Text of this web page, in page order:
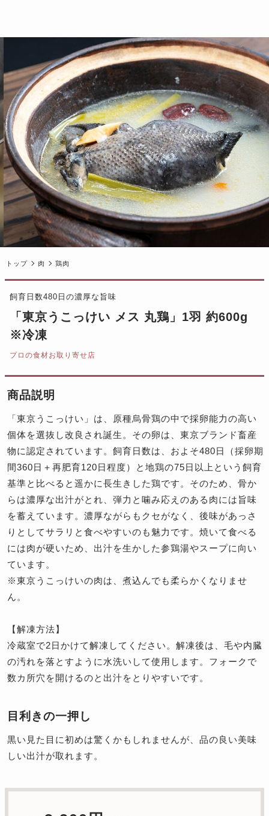
トップ 肉 鶏肉
飼育日数480日の濃厚な旨味
「東京うこっけい メス 丸鶏」1羽 約600g
※冷凍
プロの食材お取り寄せ店
商品説明
「東京うこっけい」は、原種烏骨鶏の中で採卵能力の高い
個体を選抜し改良され誕生。その卵は、東京ブランド畜産
物に認定されています。飼育日数は、およそ480日（採卵期
間360日＋再肥育120日程度）と地鶏の75日以上という飼育
基準と比べると遥かに長生きした鶏です。そのため、骨か
らは濃厚な出汁がとれ、弾力と噛み応えのある肉には旨味
を蓄えています。濃厚ながらもクセがなく、後味があっさ
りとしてサラリと食べやすいのも魅力です。焼いて食べる
には肉が硬いため、出汁を生かした参鶏湯やスープに向い
ています。
※東京うこっけいの肉は、煮込んでも柔らかくなりませ
ん。
【解凍方法】
冷蔵室で2日かけて解凍してください。解凍後は、毛や内臓
の汚れを落とすように水洗いして使用します。フォークで
数カ所穴を開けるのと出汁をとりやすいです。
目利きの一押し
黒い見た目に初めは驚くかもしれませんが、品の良い美味
しい出汁が取れます。